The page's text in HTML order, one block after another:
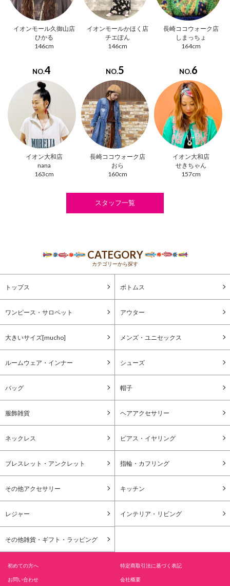
イオンモール久御山店
ひかる
146cm
イオンモールかほく店
チエぽん
146cm
長崎ココウォーク店
しまっちょ
164cm
NO.4
イオン大和店
nana
163cm
NO.5
長崎ココウォーク店
おら
160cm
NO.6
イオン大和店
せきちゃん
157cm
スタッフ一覧
CATEGORY
カテゴリーから探す
トップス ボトムス
ワンピース・サロペット アウター
大きいサイズ[mucho] メンズ・ユニセックス
ルームウェア・インナー シューズ
バッグ 帽子
服飾雑貨 ヘアアクセサリー
ネックレス ピアス・イヤリング
ブレスレット・アンクレット 指輪・カフリング
その他アクセサリー キッチン
レジャー インテリア・リビング
その他雑貨・ギフト・ラッピング
初めての方へ 特定商取引法に基づく表記
お問い合わせ 会社概要